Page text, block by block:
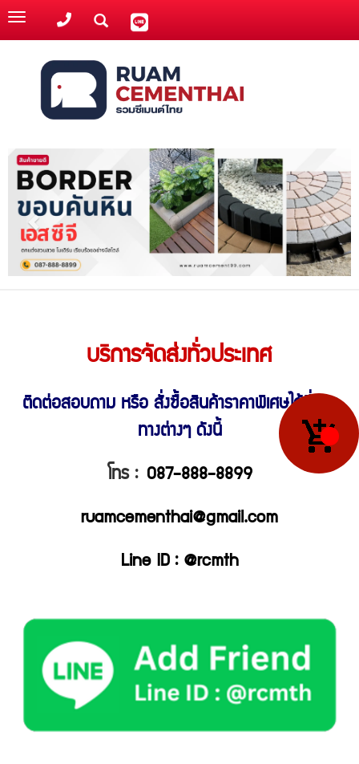
Toggle
navigation
บริการจัดส่งทั่วประเทศ
ติดต่อสอบถาม หรือ สั่งซื้อสินค้าราคาพิเศษได้ที่ช่อง
ทางต่างๆ ดังนี้
โทร : 087-888-8899
ruamcementhai@gmail.com
Line ID : @rcmth